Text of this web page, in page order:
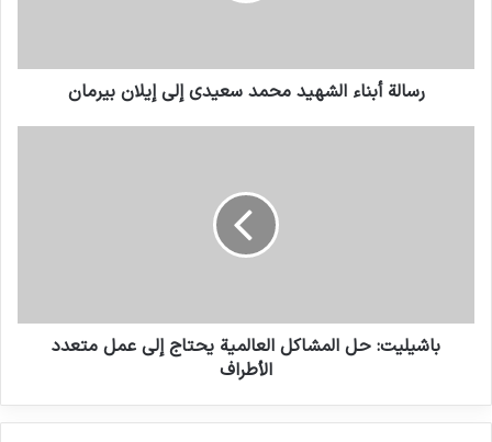
جنيف الرابعة.”
في نهاية الشهر الماضي ، أعلنت إسرائيل أنها ستقوم
الغربية المحتلة ، والتي أدانها القادة الفلسطينيون
لأنها أظهرت “العقلية الاستعمارية” لإسرائيل.
الانتخابات التي ستجري في 17 سبتمبر ، بأن إسرائيل
قد تعلق مستوطناتها في الضفة الغربية – في تحد
للقوى العالمية التي تعتبر الجيوب غير شرعية.
رسالة أبناء الشهيد محمد سعيدي إلى إيلان بيرمان
باشيليت: حل المشاكل العالمية يحتاج إلى عمل متعدد
الأطراف